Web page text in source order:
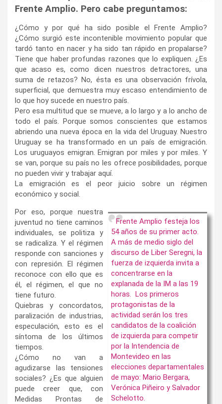
Frente Amplio. Pero cabe preguntamos:
¿Cómo y por qué ha sido posible el Frente Amplio?
¿Cómo surgió este incontenible movimiento popular que
tardó tanto en nacer y ha sido tan rápido en propalarse?
Tiene que haber profundas razones que lo expliquen. ¿Es
que acaso es, como dicen nuestros detractores, una
suma de retazos? No, ésta es una observación frívola,
superficial, que demuestra muy escaso entendimiento de
lo que hoy sucede en nuestro país.
Pero esa multitud que se mueve, a lo largo y a lo ancho de
todo el país. Porque somos conscientes que estamos
abriendo una nueva época en la vida del Uruguay. Nuestro
Uruguay se ha transformado en un país de emigración.
Los uruguayos emigran. Emigran por miles y por miles. Y
se van, porque su país no les ofrece posibilidades, porque
no pueden vivir y trabajar aquí.
La emigración es el peor juicio sobre un régimen
económico y social.
Frente Amplio festeja los
54 años de su primer acto.
A más de medio siglo del
discurso de Liber Seregni, la
fuerza de izquierda invita a
concentrarse en la
explanada de la IM a las 19
horas. Los primeros
protagonistas de la
actividad serán los tres
candidatos de la coalición
de izquierda para competir
por la Intendencia de
Montevideo en las
elecciones departamentales
de mayo: Mario Bergara,
Verónica Piñeiro y Salvador
Schelotto.
Por eso, porque nuestra
juventud no tiene caminos
individuales, se politiza y
se radicaliza. Y el régimen
responde con sanciones y
con represión. El régimen
reconoce con ello que es
él, el régimen, el que no
tiene futuro.
Quiebras y concordatos,
paralización de industrias,
especulación, esto es el
síntoma de los últimos
tiempos.
¿Cómo no van a
agudizarse las tensiones
sociales? ¿Es que alguien
puede creer que, con
Medidas Prontas de